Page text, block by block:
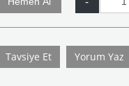
Tavsiye Et Yorum Yaz